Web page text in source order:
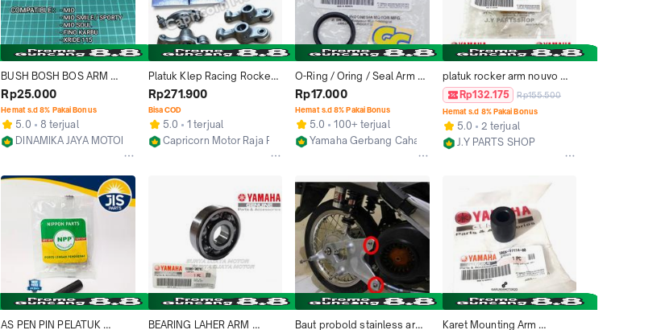
BUSH BOSH BOS ARM
MOUNTING SASIS MIO
SPORTY FINO XRIDE
NOUVO NMAX
Rp25.000
Hemat s.d 8% Pakai Bonus
5.0
8 terjual
DINAMIKA JAYA MOTOR
Platuk Klep Racing Rocker
Arm MIO JUPITER Z NOUVO
NRGI RACING
Rp271.900
Bisa COD
5.0
1 terjual
Capricorn Motor Raja Piston
O-Ring / Oring / Seal Arm
Yamaha Nouvo, NMax Ori
Rp17.000
Hemat s.d 8% Pakai Bonus
5.0
100+ terjual
Yamaha Gerbang Cahaya
platuk rocker arm nouvo
mio sporty soul fino karbu
YGP 2P2-E2151-01
Rp132.175 Rp155.500
Hemat s.d 8% Pakai Bonus
5.0
2 terjual
J.Y PARTS SHOP
AS PEN PIN PELATUK
BEARING LAHER ARM
Baut probold stainless arm
Karet Mounting Arm